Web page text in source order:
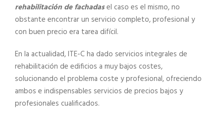
rehabilitación de fachadasel caso es el mismo, no
obstante encontrar un servicio completo, profesional y
con buen precio era tarea difícil.
En la actualidad, ITE-C ha dado servicios integrales de
rehabilitación de edificios a muy bajos costes,
solucionando el problema coste y profesional, ofreciendo
ambos e indispensables servicios de precios bajos y
profesionales cualificados.